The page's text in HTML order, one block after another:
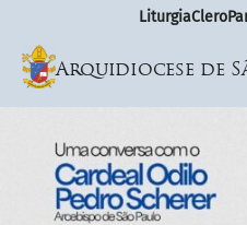
LiturgiaClero
Arquidiocese de